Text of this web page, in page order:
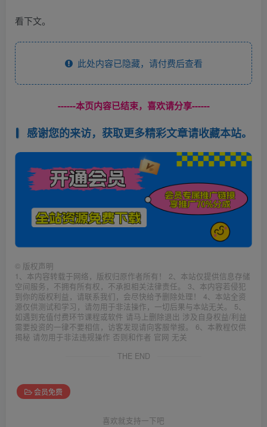
看下文。
此处内容已隐藏，请付费后查看
------本页内容已结束，喜欢请分享------
感谢您的来访，获取更多精彩文章请收藏本站。
© 版权声明
1、本内容转载于网络，版权归原作者所有！ 2、本站仅提供信息存储
空间服务，不拥有所有权，不承担相关法律责任。 3、本内容若侵犯
到你的版权利益，请联系我们，会尽快给予删除处理！ 4、本站全资
源仅供测试和学习，请勿用于非法操作，一切后果与本站无关。 5、
如遇到充值付费环节课程或软件 请马上删除退出 涉及自身权益/利益
需要投资的一律不要相信，访客发现请向客服举报。 6、本教程仅供
揭秘 请勿用于非法违规操作 否则和作者 官网 无关
THE END
会员免费
喜欢就支持一下吧